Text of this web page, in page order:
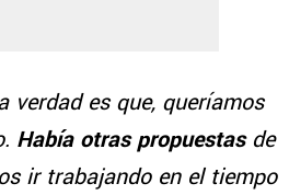
verdad es que, queríamos
Había otras propuestasde
ir trabajando en el tiempo